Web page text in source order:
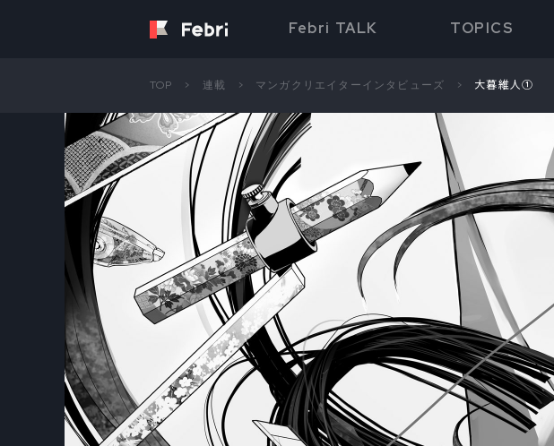
Febri TALK TOPICS
TOP 連載 マンガクリエイターインタビューズ 大暮維人①